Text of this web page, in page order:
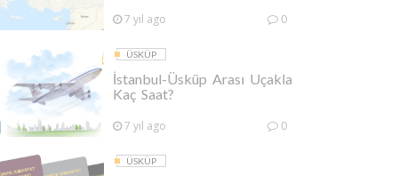
7 yıl ago 0
ÜSKÜP
İstanbul-Üsküp Arası Uçakla
Kaç Saat?
7 yıl ago 0
ÜSKÜP